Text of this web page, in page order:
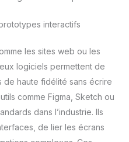
interactifs
les sites web ou les
logiciels permettent de
haute fidélité sans écrire
comme Figma, Sketch ou
dans l’industrie. Ils
de lier les écrans